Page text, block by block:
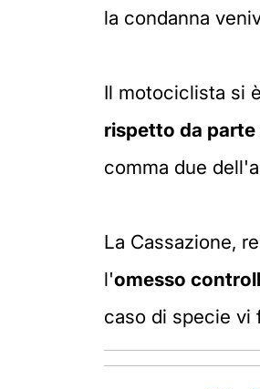
la condanna
Il motociclista si
rispetto da
comma due
La Cassazione,
l'omesso
caso di specie vi